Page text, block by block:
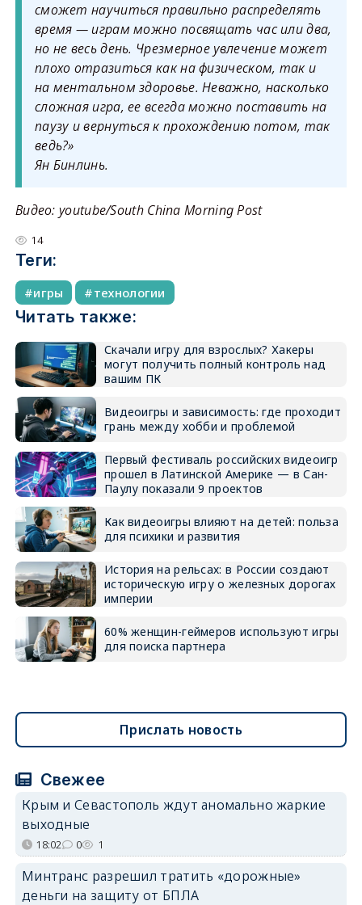
сможет научиться правильно распределять
время — играм можно посвящать час или два,
но не весь день. Чрезмерное увлечение может
плохо отразиться как на физическом, так и
на ментальном здоровье. Неважно, насколько
сложная игра, ее всегда можно поставить на
паузу и вернуться к прохождению потом, так
ведь?»
Ян Бинлинь.
Видео: youtube/South China Morning Post
14
Теги:
игры технологии
Читать также:
Скачали игру для взрослых? Хакеры
могут получить полный контроль над
вашим ПК
Видеоигры и зависимость: где проходит
грань между хобби и проблемой
Первый фестиваль российских видеоигр
прошел в Латинской Америке — в Сан-
Паулу показали 9 проектов
Как видеоигры влияют на детей: польза
для психики и развития
История на рельсах: в России создают
историческую игру о железных дорогах
империи
60% женщин-геймеров используют игры
для поиска партнера
Прислать новость
Свежее
Крым и Севастополь ждут аномально жаркие
выходные
18:02 0 1
Минтранс разрешил тратить «дорожные»
деньги на защиту от БПЛА